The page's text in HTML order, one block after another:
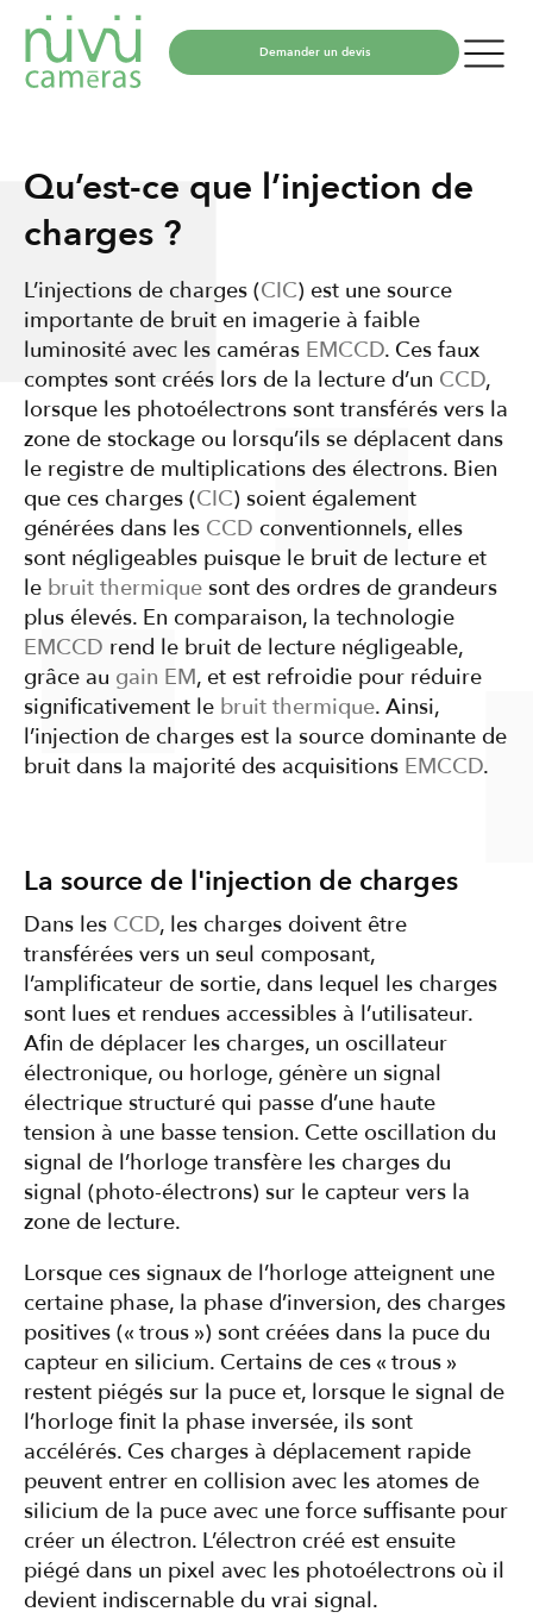
Demander un devis
Qu’est-ce que l’injection de
charges ?
L’injections de charges (CIC) est une source
importante de bruit en imagerie à faible
luminosité avec les caméras EMCCD. Ces faux
comptes sont créés lors de la lecture d’un CCD,
lorsque les photoélectrons sont transférés vers la
zone de stockage ou lorsqu’ils se déplacent dans
le registre de multiplications des électrons. Bien
que ces charges (CIC) soient également
générées dans les CCD conventionnels, elles
sont négligeables puisque le bruit de lecture et
le bruit thermique sont des ordres de grandeurs
plus élevés. En comparaison, la technologie
EMCCD rend le bruit de lecture négligeable,
grâce au gain EM, et est refroidie pour réduire
significativement le bruit thermique. Ainsi,
l’injection de charges est la source dominante de
bruit dans la majorité des acquisitions EMCCD.
La source de l'injection de charges
Dans les CCD, les charges doivent être
transférées vers un seul composant,
l’amplificateur de sortie, dans lequel les charges
sont lues et rendues accessibles à l’utilisateur.
Afin de déplacer les charges, un oscillateur
électronique, ou horloge, génère un signal
électrique structuré qui passe d’une haute
tension à une basse tension. Cette oscillation du
signal de l’horloge transfère les charges du
signal (photo-électrons) sur le capteur vers la
zone de lecture.
Lorsque ces signaux de l’horloge atteignent une
certaine phase, la phase d’inversion, des charges
positives (« trous ») sont créées dans la puce du
capteur en silicium. Certains de ces « trous »
restent piégés sur la puce et, lorsque le signal de
l’horloge finit la phase inversée, ils sont
accélérés. Ces charges à déplacement rapide
peuvent entrer en collision avec les atomes de
silicium de la puce avec une force suffisante pour
créer un électron. L’électron créé est ensuite
piégé dans un pixel avec les photoélectrons où il
devient indiscernable du vrai signal.